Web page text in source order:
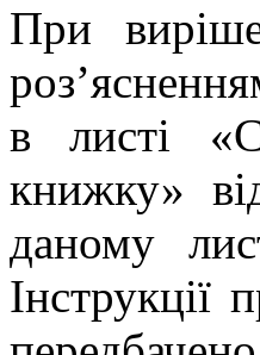
При
в листі
книжку»
даному